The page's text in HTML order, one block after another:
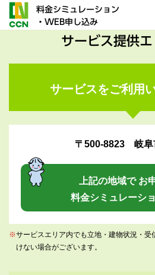
料金シミュレーション
・WEB申し込み
サービス提供
サービスをご利用
〒500-8823 岐阜
上記の地域で お
料金シミュレーシ
※サービスエリア内でも立地・建物状況・受
けない場合がございます。